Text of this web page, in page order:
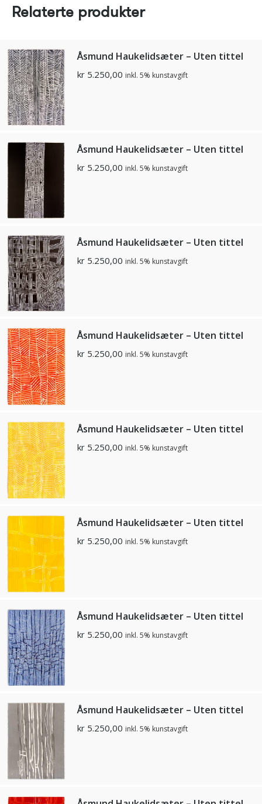
Relaterte produkter
Åsmund Haukelidsæter – Uten tittel
kr 5.250,00 inkl. 5% kunstavgift
Åsmund Haukelidsæter – Uten tittel
kr 5.250,00 inkl. 5% kunstavgift
Åsmund Haukelidsæter – Uten tittel
kr 5.250,00 inkl. 5% kunstavgift
Åsmund Haukelidsæter – Uten tittel
kr 5.250,00 inkl. 5% kunstavgift
Åsmund Haukelidsæter – Uten tittel
kr 5.250,00 inkl. 5% kunstavgift
Åsmund Haukelidsæter – Uten tittel
kr 5.250,00 inkl. 5% kunstavgift
Åsmund Haukelidsæter – Uten tittel
kr 5.250,00 inkl. 5% kunstavgift
Åsmund Haukelidsæter – Uten tittel
kr 5.250,00 inkl. 5% kunstavgift